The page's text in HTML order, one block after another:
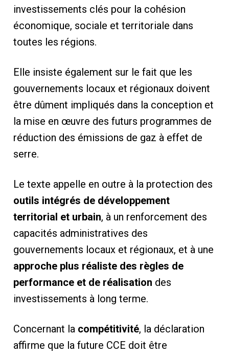
investissements clés pour la cohésion
économique, sociale et territoriale dans
toutes les régions.
Elle insiste également sur le fait que les
gouvernements locaux et régionaux doivent
être dûment impliqués dans la conception et
la mise en œuvre des futurs programmes de
réduction des émissions de gaz à effet de
serre.
Le texte appelle en outre à la protection des
outils intégrés de développement
territorial et urbain, à un renforcement des
capacités administratives des
gouvernements locaux et régionaux, et à une
approche plus réaliste des règles de
performance et de réalisation des
investissements à long terme.
Concernant la compétitivité, la déclaration
affirme que la future CCE doit être